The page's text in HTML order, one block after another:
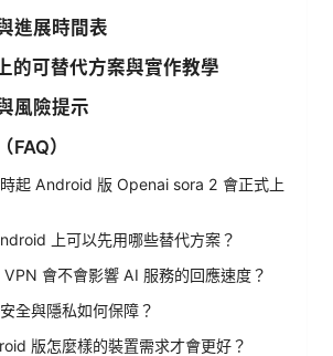
進展時間表
的可替代方案與實作教學
風險提示
FAQ）
起 Android 版 Openai sora 2 會正式上
上可以先用哪些替代方案？
VPN 會不會影響 AI 服務的回應速度？
全與隱私如何保障？
版怎麼樣的裝置需求才會更好？